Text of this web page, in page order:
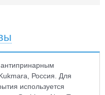
Россия. Для
используется